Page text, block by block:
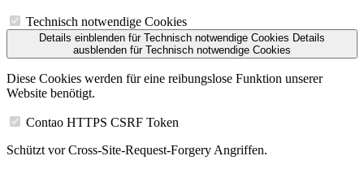
Technisch notwendige Cookies
Details einblenden für Technisch notwendige Cookies Details
ausblenden für Technisch notwendige Cookies
Diese Cookies werden für eine reibungslose Funktion unserer
Website benötigt.
Contao HTTPS CSRF Token
Schützt vor Cross-Site-Request-Forgery Angriffen.